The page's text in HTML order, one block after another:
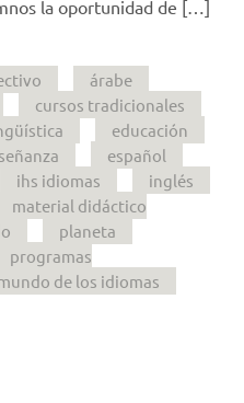
la oportunidad de […]
árabe
cursos tradicionales
educación
español
ihs idiomas
inglés
material didáctico
planeta
programas
de los idiomas